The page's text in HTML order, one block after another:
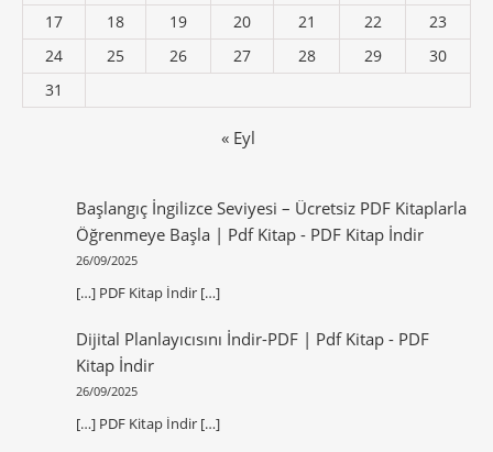
17
18 19 20 21 22
23
24
25 26 27 28 29
30
31
« Eyl
Başlangıç İngilizce Seviyesi – Ücretsiz PDF Kitaplarla
Öğrenmeye Başla | Pdf Kitap- PDF Kitap İndir
26/09/2025
[…] PDF Kitap İndir […]
Dijital Planlayıcısını İndir-PDF | Pdf Kitap- PDF
Kitap İndir
26/09/2025
[…] PDF Kitap İndir […]